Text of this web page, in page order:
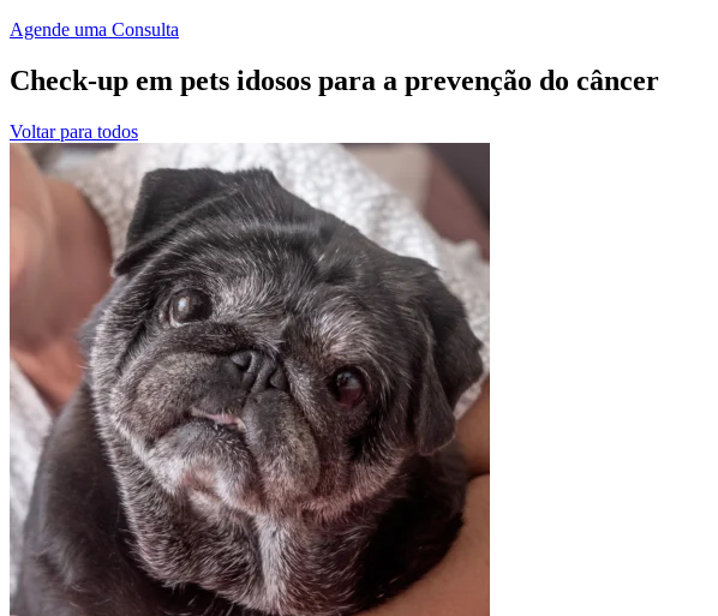
Agende uma Consulta
Check-up em pets idosos para a prevenção do câncer
Voltar para todos